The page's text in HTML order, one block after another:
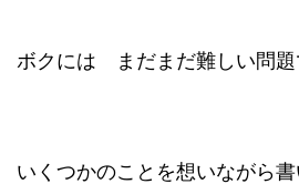
ボクには まだまだ難しい問題
いくつかのことを想いながら書